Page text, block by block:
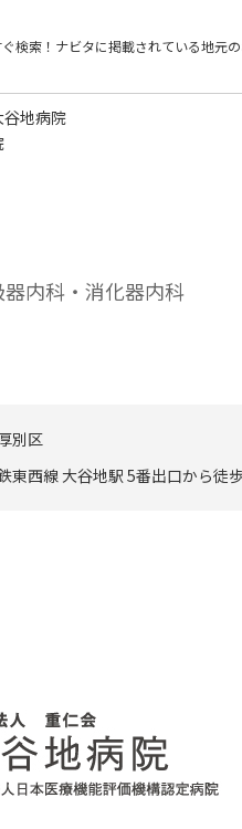
検索！ ナビタに掲載されている地元
谷地病院
内科・消化器内科
別区
東西線 大谷地駅 5番出口から徒